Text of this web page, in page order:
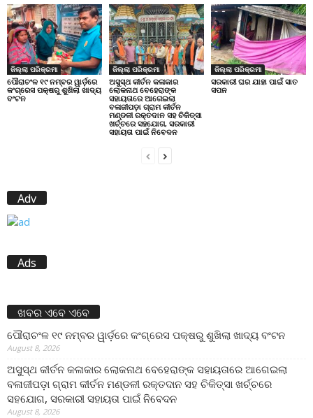
ଜିଲ୍ଲା ପରିକ୍ରମା
ପୌରାଚଂଳ ୧୯ ନମ୍ବର ୱାର୍ଡ଼ରେ
କଂଗ୍ରେସ ପକ୍ଷରୁ ଶୁଖିଲା ଖାଦ୍ୟ
ବଂଟନ
ଜିଲ୍ଲା ପରିକ୍ରମା
ଅସୁସ୍ଥ କୀର୍ତନ କଳାକାର
ଲୋକନାଥ ବେହେରାଙ୍କ
ସହାୟତାରେ ଆଗେଇଲା
ବଳାଜୀପଡ଼ା ଗ୍ରାମ କୀର୍ତନ
ମଣ୍ଡଳୀ ରକ୍ତଦାନ ସହ ଚିକିତ୍ସା
ଖର୍ଚ୍ଚରେ ସହଯୋଗ, ସରକାରୀ
ସହାୟତା ପାଇଁ ନିବେଦନ
ଜିଲ୍ଲା ପରିକ୍ରମା
ସରକାରୀ ଘର ଯାହା ପାଇଁ ସାତ
ସପନ
Adv
Ads
ଖବର ଏବେ ଏବେ
ପୌରାଚଂଳ ୧୯ ନମ୍ବର ୱାର୍ଡ଼ରେ କଂଗ୍ରେସ ପକ୍ଷରୁ ଶୁଖିଲା ଖାଦ୍ୟ ବଂଟନ
August 8, 2026
ଅସୁସ୍ଥ କୀର୍ତନ କଳାକାର ଲୋକନାଥ ବେହେରାଙ୍କ ସହାୟତାରେ ଆଗେଇଲା
ବଳାଜୀପଡ଼ା ଗ୍ରାମ କୀର୍ତନ ମଣ୍ଡଳୀ ରକ୍ତଦାନ ସହ ଚିକିତ୍ସା ଖର୍ଚ୍ଚରେ
ସହଯୋଗ, ସରକାରୀ ସହାୟତା ପାଇଁ ନିବେଦନ
August 8, 2026